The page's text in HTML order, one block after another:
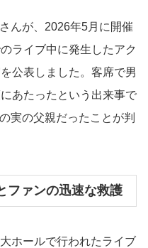
んが、2026年5月に開催
ライブ中に発生したアク
公表しました。客席で男
あたったという出来事で
実の父親だったことが判
ファンの迅速な救護
ホールで行われたライブ